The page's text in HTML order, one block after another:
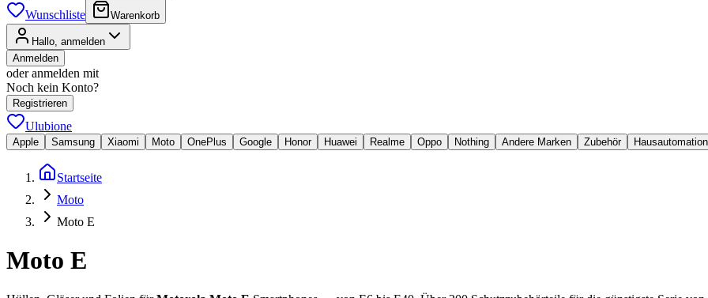
Wunschliste Warenkorb
Hallo, anmelden
Anmelden
oder anmelden mit
Noch kein Konto?
Registrieren
Ulubione
Apple Samsung Xiaomi Moto OnePlus Google Honor Huawei Realme Oppo Nothing Andere Marken Zubehör Hausautomation
Startseite
Moto
Moto E
Moto E